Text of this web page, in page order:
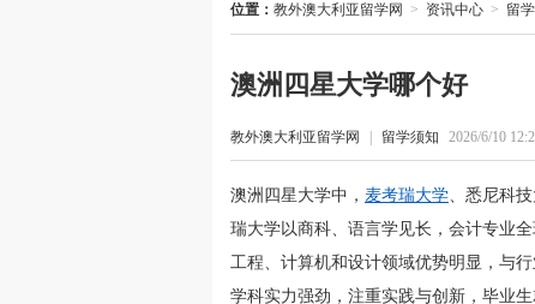
位置： 教外澳大利亚留学网 > 资讯中心 > 留
澳洲四星大学哪个好
教外澳大利亚留学网 留学须知 2026/6/10
澳洲四星大学中， 麦考瑞大学、悉尼科
瑞大学以商科、语言学见长，会计专业
工程、计算机和设计领域优势明显，与
学科实力强劲，注重实践与创新，毕业